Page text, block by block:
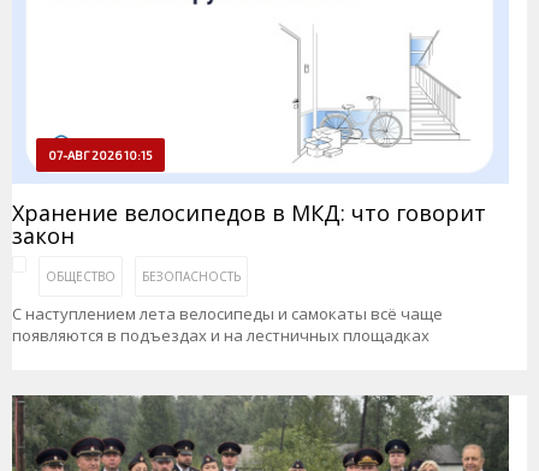
07-АВГ 2026 10:15
Хранение велосипедов в МКД: что говорит
закон
ОБЩЕСТВО БЕЗОПАСНОСТЬ
С наступлением лета велосипеды и самокаты всё чаще
появляются в подъездах и на лестничных площадках